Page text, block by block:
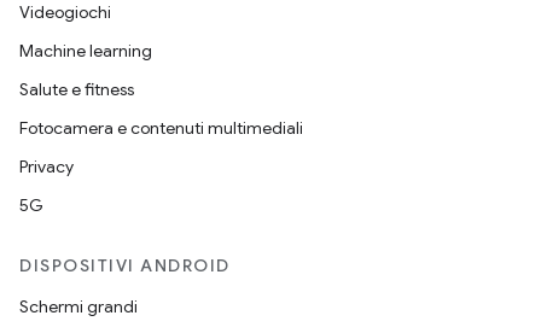
Videogiochi
Machine learning
Salute e fitness
Fotocamera e contenuti multimediali
Privacy
5G
DISPOSITIVI ANDROID
Schermi grandi